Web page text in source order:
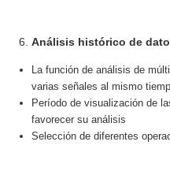
Análisis histórico de
La función de análisis de
varias señales al mismo
Período de visualización de
favorecer su análisis
Selección de diferentes